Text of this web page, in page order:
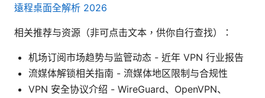
遠程桌面全解析 2026
相关推荐与资源（非可点击文本，供你自行查找）：
机场订阅市场趋势与监管动态 - 近年 VPN 行业报告
流媒体解锁相关指南 - 流媒体地区限制与合规性
VPN 安全协议介绍 - WireGuard、OpenVPN、